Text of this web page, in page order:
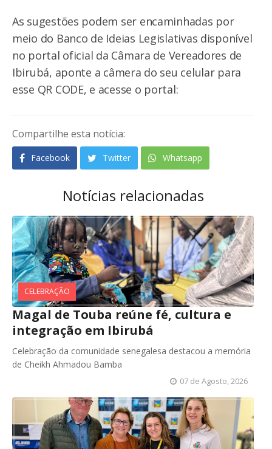
As sugestões podem ser encaminhadas por
meio do Banco de Ideias Legislativas disponível
no portal oficial da Câmara de Vereadores de
Ibirubá, aponte a câmera do seu celular para
esse QR CODE, e acesse o portal:
Compartilhe esta notícia:
Facebook Twitter Whatsapp
Notícias relacionadas
CELEBRAÇÃO
Magal de Touba reúne fé, cultura e
integração em Ibirubá
Celebração da comunidade senegalesa destacou a memória
de Cheikh Ahmadou Bamba
07 de Agosto, 2026